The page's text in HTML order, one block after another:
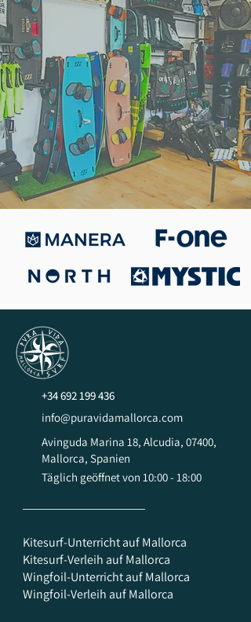
+34 692 199 436
info@puravidamallorca.com
Avinguda Marina 18, Alcudia, 07400,
Mallorca, Spanien
Täglich geöffnet von 10:00 - 18:00
Kitesurf-Unterricht auf Mallorca
Kitesurf-Verleih auf Mallorca
Wingfoil-Unterricht auf Mallorca
Wingfoil-Verleih auf Mallorca